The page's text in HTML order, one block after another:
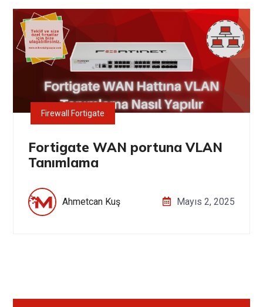
Firewall Fortigate
Fortigate WAN portuna VLAN
Tanımlama
Ahmetcan Kuş Mayıs 2, 2025